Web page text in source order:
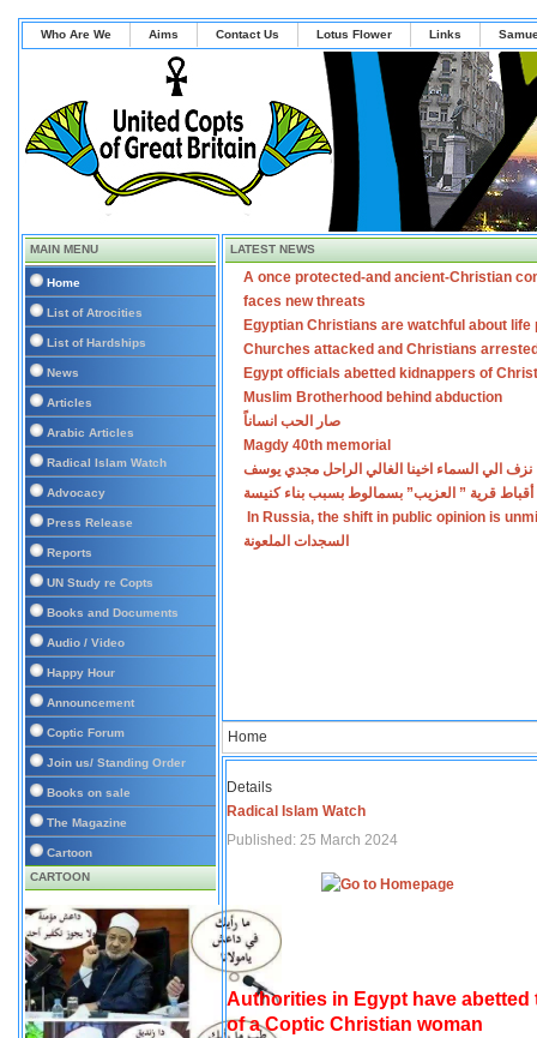
Who Are We Aims Contact Us Lotus Flower Links
MAIN MENU
Home
List of Atrocities
List of Hardships
News
Articles
Arabic Articles
Radical Islam Watch
Advocacy
Press Release
Reports
UN Study re Copts
Books and Documents
Audio / Video
Happy Hour
Announcement
Coptic Forum
Join us/ Standing Order
Books on sale
The Magazine
Cartoon
CARTOON
LATEST NEWS
A once protected-and ancient-Christian
faces new threats
Egyptian Christians are watchful about life
Churches attacked and Christians
Egypt officials abetted kidnappers of
Muslim Brotherhood behind abduction
صار الحب انساناً
Magdy 40th memorial
نزف الي السماء اخينا الغالي الراحل مجدي يوسف
أقباط قرية ” العزيب” بسمالوط بسبب بناء كنيسة
In Russia, the shift in public opinion is
السجدات الملعونة
Home
Details
Radical Islam Watch
Published: 25 March 2024
Authorities in Egypt have
of a Coptic Christian woman